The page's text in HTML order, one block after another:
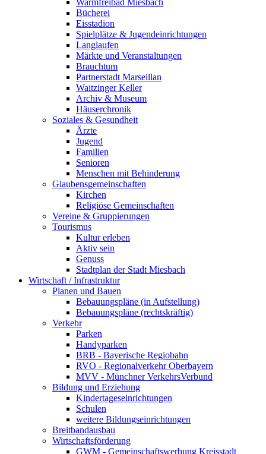
Warmfreibad Miesbach
Bücherei
Eisstadion
Spielplätze & Jugendeinrichtungen
Langlaufen
Märkte und Veranstaltungen
Brauchtum
Partnerstadt Marseillan
Waitzinger Keller
Archiv & Museum
Häuserchronik
Soziales & Gesundheit
Ärzte
Jugend
Familien
Senioren
Menschen mit Behinderung
Glaubensgemeinschaften
Kirchen
Religiöse Gemeinschaften
Vereine & Gruppierungen
Tourismus
Kultur erleben
Aktiv sein
Genuss
Stadtplan der Stadt Miesbach
Wirtschaft / Infrastruktur
Planen und Bauen
Bebauungspläne (in Aufstellung)
Bebauungspläne (rechtskräftig)
Verkehr
Parken
Handyparken
BRB - Bayerische Regiobahn
RVO - Regionalverkehr Oberbayern
MVV - Münchner VerkehrsVerbund
Bildung und Erziehung
Kindertageseinrichtungen
Schulen
weitere Bildungseinrichtungen
Breitbandausbau
Wirtschaftsförderung
GWM - Gemeinschaftswerbung Kreisstadt